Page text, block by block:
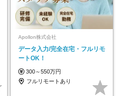
Apollon株式会社
データ入力/完全在宅・フルリモ
ートOK！
300～550万円
フルリモートあり